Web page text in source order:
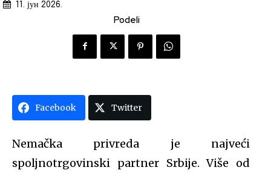
11. јун 2026.
Podeli
Facebook Twitter
Nemačka privreda je najveći
spoljnotrgovinski partner Srbije. Više od